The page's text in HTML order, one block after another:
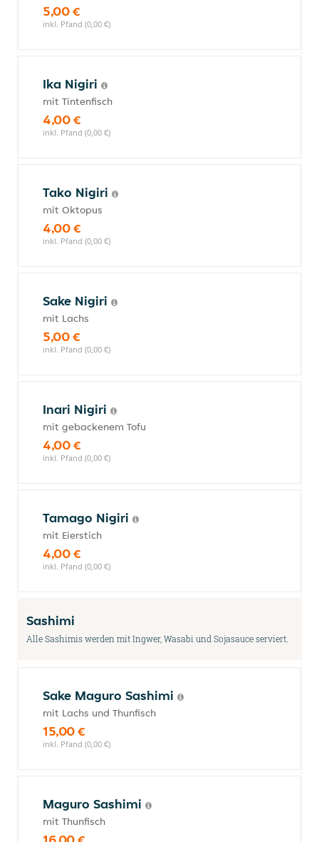
5,00 €
inkl. Pfand (0,00 €)
Ika Nigiri
mit Tintenfisch
4,00 €
inkl. Pfand (0,00 €)
Tako Nigiri
mit Oktopus
4,00 €
inkl. Pfand (0,00 €)
Sake Nigiri
mit Lachs
5,00 €
inkl. Pfand (0,00 €)
Inari Nigiri
mit gebackenem Tofu
4,00 €
inkl. Pfand (0,00 €)
Tamago Nigiri
mit Eierstich
4,00 €
inkl. Pfand (0,00 €)
Sashimi
Alle Sashimis werden mit Ingwer, Wasabi und Sojasauce serviert.
Sake Maguro Sashimi
mit Lachs und Thunfisch
15,00 €
inkl. Pfand (0,00 €)
Maguro Sashimi
mit Thunfisch